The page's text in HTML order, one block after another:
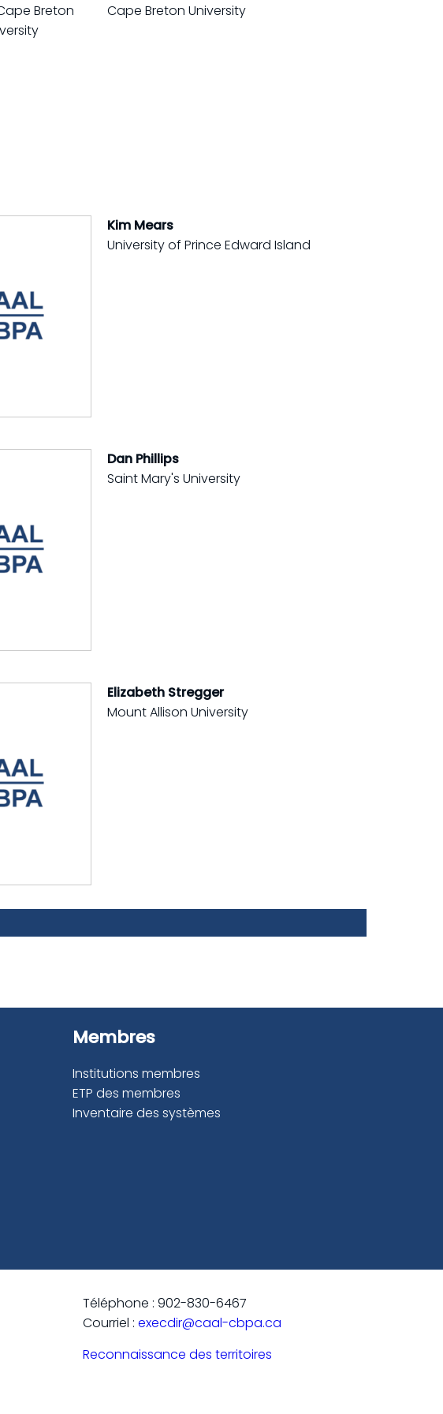
Cape Breton University
Kim Mears
University of Prince Edward Island
Dan Phillips
Saint Mary's University
Elizabeth Stregger
Mount Allison University
Membres
Institutions membres
ETP des membres
Inventaire des systèmes
Téléphone : 902-830-6467
Courriel : execdir@caal-cbpa.ca
Reconnaissance des territoires